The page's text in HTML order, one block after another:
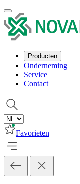
Producten
Onderneming
Service
Contact
Favorieten